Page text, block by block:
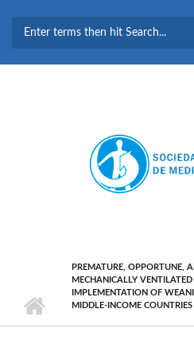
BÚSQUEDA
PREMATURE, OPPORTUNE,
MECHANICALLY
IMPLEMENTATION OF
MIDDLE-INCOME COUNTRIES